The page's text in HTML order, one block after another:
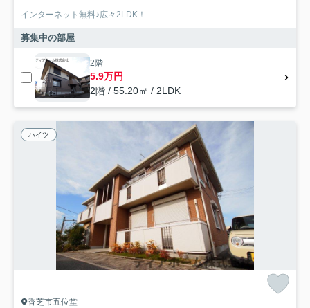
インターネット無料♪広々2LDK！
募集中の部屋
2階
5.9万円
2階 / 55.20㎡ / 2LDK
ハイツ
香芝市五位堂